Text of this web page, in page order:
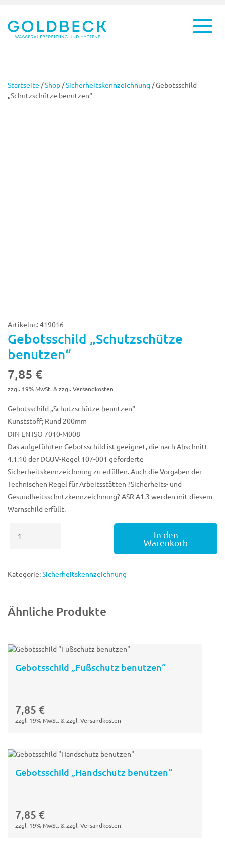
Startseite /Shop /Sicherheitskennzeichnung / Gebotsschild
„Schutzschütze benutzen“
Artikelnr.: 419016
Gebotsschild „Schutzschütze
benutzen“
7,85 €
zzgl. 19% MwSt. & zzgl. Versandkosten
Gebotsschild „Schutzschütze benutzen“
Kunststoff; Rund 200mm
DIN EN ISO 7010-M008
Das aufgeführten Gebotsschild ist geeignet, die nach Abschnitt
4.1.10 der DGUV-Regel 107-001 geforderte
Sicherheitskennzeichnung zu erfüllen. Auch die Vorgaben der
Technischen Regel für Arbeitsstätten ?Sicherheits- und
Gesundheitsschutzkennzeichnung? ASR A1.3 werden mit diesem
Warnschild erfüllt.
"Schutzschütze
In den
Warenkorb
Kategorie:Sicherheitskennzeichnung
Ähnliche Produkte
Gebotsschild „Fußschutz benutzen“
7,85 €
zzgl. 19% MwSt. & zzgl. Versandkosten
Gebotsschild „Handschutz benutzen“
7,85 €
zzgl. 19% MwSt. & zzgl. Versandkosten